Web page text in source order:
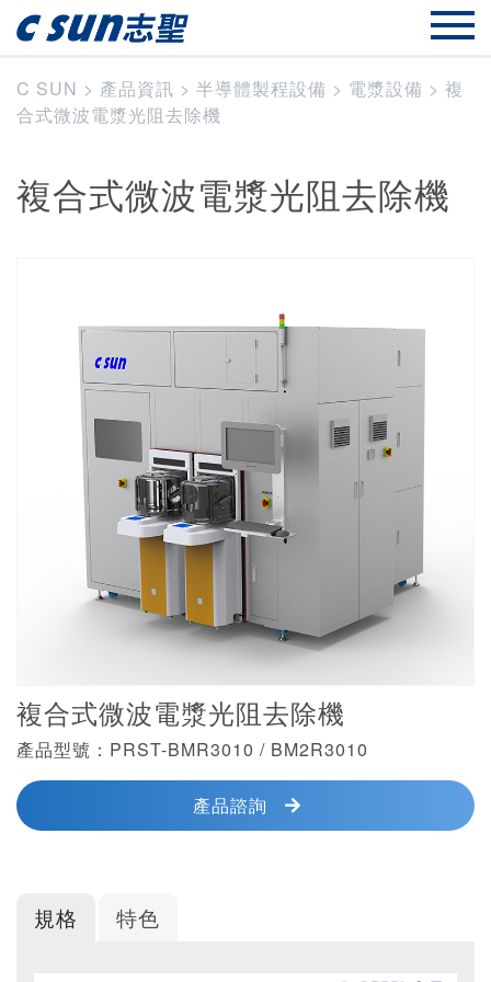
C SUN > 產品資訊 > 半導體製程設備 > 電漿設備 > 複
合式微波電漿光阻去除機
複合式微波電漿光阻去除機
複合式微波電漿光阻去除機
產品型號：PRST-BMR3010 / BM2R3010
產品諮詢
規格 特色